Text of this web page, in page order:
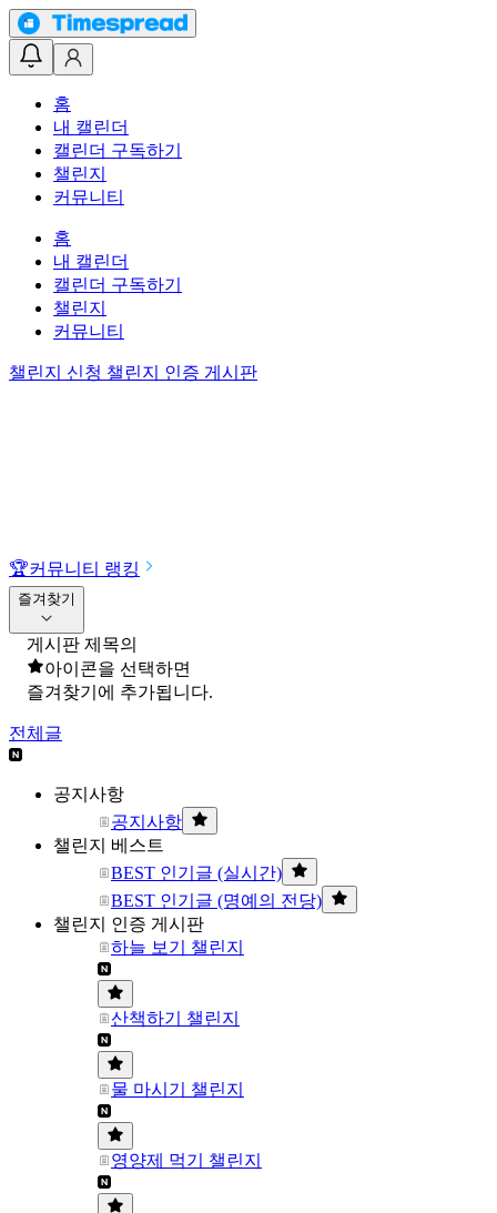
홈
내 캘린더
캘린더 구독하기
챌린지
커뮤니티
홈
내 캘린더
캘린더 구독하기
챌린지
커뮤니티
챌린지 신청 챌린지 인증 게시판
🏆커뮤니티 랭킹
즐겨찾기
게시판 제목의
아이콘을 선택하면
즐겨찾기에 추가됩니다.
전체글
공지사항
공지사항
챌린지 베스트
BEST 인기글 (실시간)
BEST 인기글 (명예의 전당)
챌린지 인증 게시판
하늘 보기 챌린지
산책하기 챌린지
물 마시기 챌린지
영양제 먹기 챌린지